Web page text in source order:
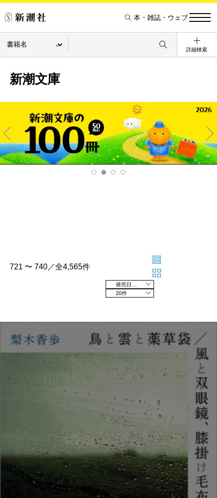
本・雑誌・ウェブ
詳細検索
新潮文庫
Pre
v
Ne
xt
721 〜 740／全4,565件
20件